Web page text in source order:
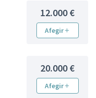
12.000 €
Afegir
20.000 €
Afegir